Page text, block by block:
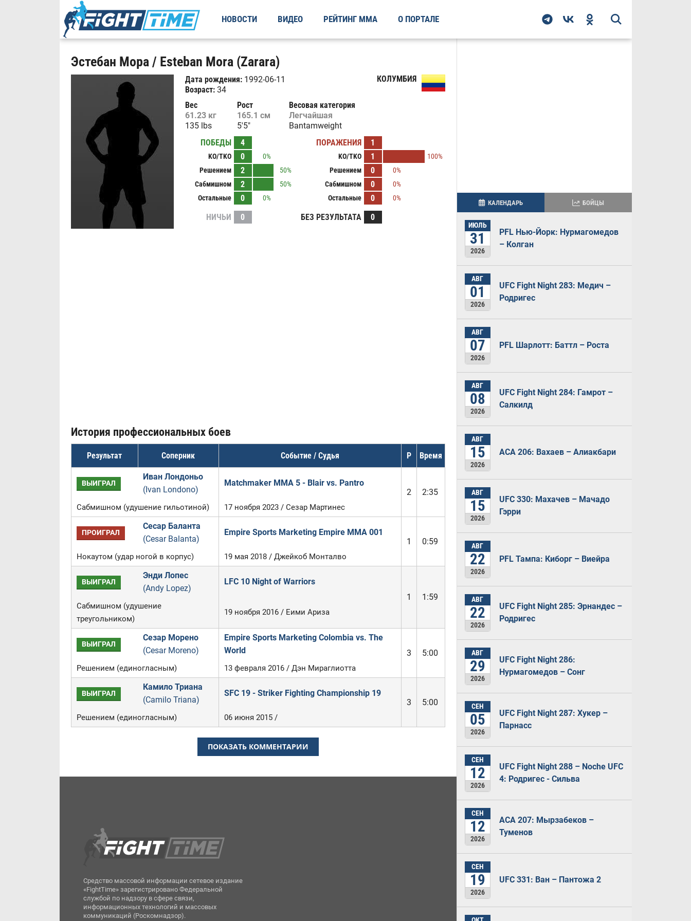
НОВОСТИ ВИДЕО РЕЙТИНГ ММА О ПОРТАЛЕ
Эстебан Мора / Esteban Mora (Zarara)
Дата рождения:1992-06-11
Возраст:34
КОЛУМБИЯ
Вес
61.23 кг
135 lbs
Рост
165.1 см
5'5"
Весовая категория
Легчайшая
Bantamweight
ПОБЕДЫ
4
KO/TKO 0
0%
Решением
2
50%
Сабмишном
2
50%
Остальные
0 0%
ПОРАЖЕНИЯ 1
KO/TKO 1
100%
Решением
0
0%
Сабмишном
0
0%
Остальные
0 0%
НИЧЬИ 0 БЕЗ РЕЗУЛЬТАТА 0
История профессиональных боев
Результат Соперник Событие / Судья Р Время
ВЫИГРАЛ
Иван Лондоньо
(Ivan Londono)
Matchmaker MMA 5 - Blair vs. Pantro
2
2:35
Сабмишном (удушение гильотиной) 17 ноября 2023 / Сезар Мартинес
ПРОИГРАЛ
Сесар Баланта
(Cesar Balanta)
Empire Sports Marketing Empire MMA 001
1
0:59
Нокаутом (удар ногой в корпус) 19 мая 2018 / Джейкоб Монталво
ВЫИГРАЛ
Энди Лопес
(Andy Lopez)
LFC 10 Night of Warriors
1
1:59
Сабмишном (удушение
треугольником)
19 ноября 2016 / Еими Ариза
ВЫИГРАЛ
Сезар Морено
(Cesar Moreno)
Empire Sports Marketing Colombia vs. The
World
3 5:00
Решением (единогласным) 13 февраля 2016 / Дэн Мираглиотта
ВЫИГРАЛ
Камило Триана
(Camilo Triana)
SFC 19 - Striker Fighting Championship 19
3
5:00
Решением (единогласным) 06 июня 2015 /
ПОКАЗАТЬ КОММЕНТАРИИ
КАЛЕНДАРЬ БОЙЦЫ
ИЮЛЬ
31
2026
PFL Нью-Йорк: Нурмагомедов
– Колган
АВГ
01
2026
UFC Fight Night 283: Медич –
Родригес
АВГ
07
2026
PFL Шарлотт: Баттл – Роста
АВГ
08
2026
UFC Fight Night 284: Гамрот –
Салкилд
АВГ
15
2026
ACA 206: Вахаев – Алиакбари
АВГ
15
2026
UFC 330: Махачев – Мачадо
Гэрри
АВГ
22
2026
PFL Тампа: Киборг – Виейра
АВГ
22
2026
UFC Fight Night 285: Эрнандес –
Родригес
АВГ
29
2026
UFC Fight Night 286:
Нурмагомедов – Сонг
СЕН
05
2026
UFC Fight Night 287: Хукер –
Парнасс
СЕН
12
2026
UFC Fight Night 288 – Noche UFC
4: Родригес - Сильва
СЕН
12
2026
ACA 207: Мырзабеков –
Туменов
СЕН
19
2026
UFC 331: Ван – Пантожа 2
Средство массовой информации сетевое издание
«FightTime» зарегистрировано Федеральной
службой по надзору в сфере связи,
информационных технологий и массовых
коммуникаций (Роскомнадзор).